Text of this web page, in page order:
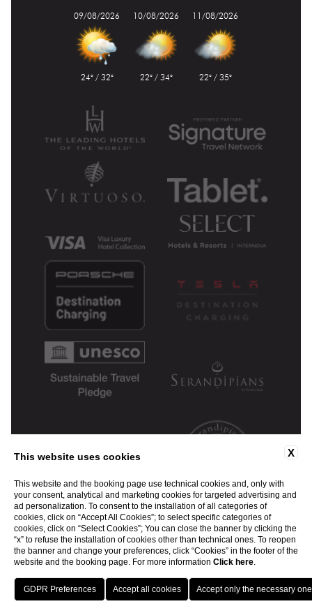
09/08/2026
24° / 32°
10/08/2026
22° / 34°
11/08/2026
22° / 35°
X
This website uses cookies
This website and the booking page use technical cookies and, only with
your consent, analytical and marketing cookies for targeted advertising and
ad personalization. To consent to the installation of all categories of
cookies, click on “Accept All Cookies”; to select specific categories of
cookies, click on “Select Cookies”; You can close the banner by clicking the
“x” to refuse the installation of cookies other than technical ones. To reopen
the banner and change your preferences, click “Cookies” in the footer of the
website and the booking page. For more information Click here.